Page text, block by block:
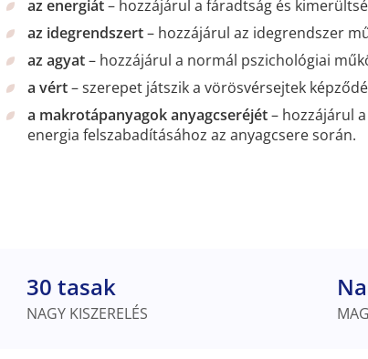
az energiát– hozzájárul a fáradtság és
az idegrendszert– hozzájárul az idegrendszer
az agyat– hozzájárul a normál pszichológiai
a vért– szerepet játszik a vörösvérsejtek
a makrotápanyagok anyagcseréjét– hozzájárul
energia felszabadításához az anyagcsere során.
30 tasak
NAGY KISZERELÉS